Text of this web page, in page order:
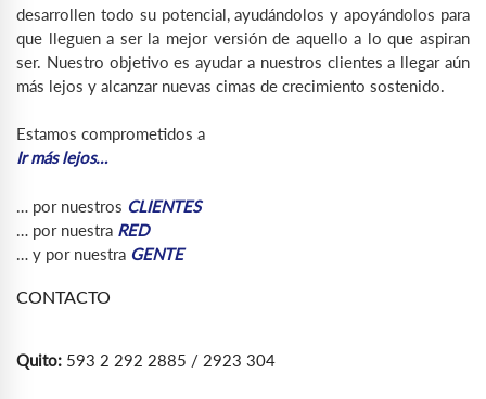
desarrollen todo su potencial, ayudándolos y apoyándolos para
que lleguen a ser la mejor versión de aquello a lo que aspiran
ser. Nuestro objetivo es ayudar a nuestros clientes a llegar aún
más lejos y alcanzar nuevas cimas de crecimiento sostenido.
Estamos comprometidos a
Ir más lejos…
… por nuestros CLIENTES
… por nuestra RED
… y por nuestra GENTE
CONTACTO
Quito: 593 2 292 2885 / 2923 304